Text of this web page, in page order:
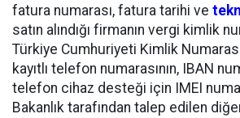
fatura numarası, fatura tarihi ve
satın alındığı firmanın vergi kimlik
Türkiye Cumhuriyeti Kimlik
kayıtlı telefon numarasının, IBAN
telefon cihaz desteği için IMEI
Bakanlık tarafından talep edilen